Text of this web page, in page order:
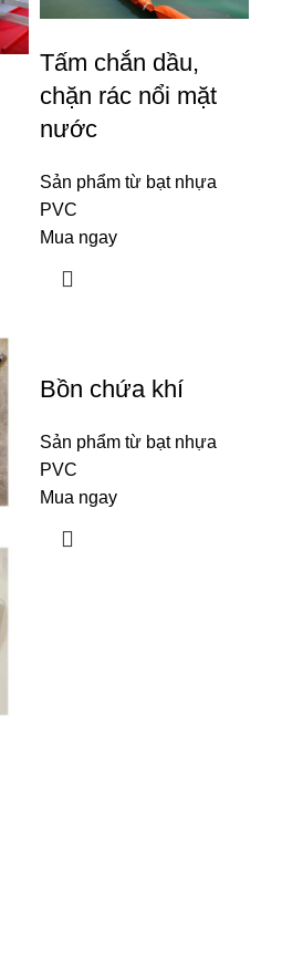
Tấm chắn dầu,
chặn rác nổi mặt
nước
Sản phẩm từ bạt nhựa
PVC
Mua ngay
Bồn chứa khí
Sản phẩm từ bạt nhựa
PVC
Mua ngay